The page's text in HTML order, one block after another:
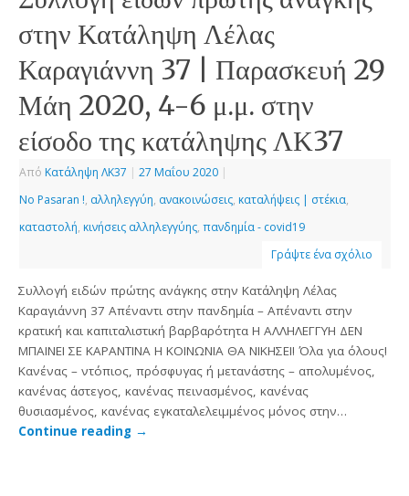
στην Κατάληψη Λέλας
Καραγιάννη 37 | Παρασκευή 29
Μάη 2020, 4-6 μ.μ. στην
είσοδο της κατάληψης ΛΚ37
Από Κατάληψη ΛΚ37 | 27 Μαΐου 2020 |
No Pasaran !, αλληλεγγύη, ανακοινώσεις, καταλήψεις | στέκια,
καταστολή, κινήσεις αλληλεγγύης,πανδημία - covid19
Γράψτε ένα σχόλιο
Συλλογή ειδών πρώτης ανάγκης στην Κατάληψη Λέλας
Καραγιάννη 37 Απέναντι στην πανδημία – Απέναντι στην
κρατική και καπιταλιστική βαρβαρότητα H ΑΛΛΗΛΕΓΓΥΗ ΔΕΝ
ΜΠΑΙΝΕΙ ΣΕ ΚΑΡΑΝΤΙΝΑ Η ΚΟΙΝΩΝΙΑ ΘΑ ΝΙΚΗΣΕΙ! Όλα για όλους!
Κανένας – ντόπιος, πρόσφυγας ή μετανάστης – απολυμένος,
κανένας άστεγος, κανένας πεινασμένος, κανένας
θυσιασμένος, κανένας εγκαταλελειμμένος μόνος στην…
Continue reading →